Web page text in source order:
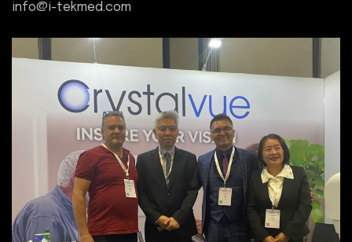
info@i-tekmed.com